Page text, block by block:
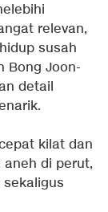
relevan,
susah
Bong Joon-
detail
kilat dan
di perut,